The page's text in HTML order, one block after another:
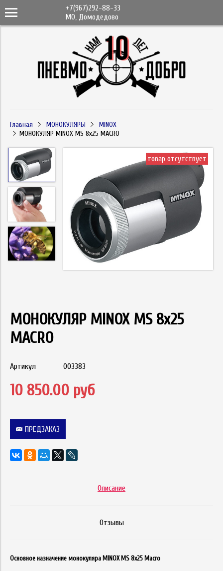
+7(967)292-88-33
МО, Домодедово
Главная МОНОКУЛЯРЫ
MINOX
МОНОКУЛЯР MINOX MS 8x25 MACRO
товар отсутствует
МОНОКУЛЯР MINOX MS 8x25
MACRO
Артикул 003383
10 850.00 руб
ПРЕДЗАКАЗ
Описание
Отзывы
Основное назначение монокуляра MINOX MS 8x25 Macro